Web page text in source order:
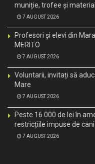
muniție, trofee și
7 AUGUST 2026
Profesori și elevi din
MERITO
7 AUGUST 2026
Voluntarii, invitați să
Mare
7 AUGUST 2026
Peste 16.000 de lei în
restricțiile impuse de
7 AUGUST 2026